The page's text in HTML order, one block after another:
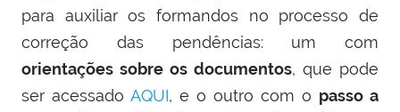
para auxiliar os formandos no processo de
correção das pendências: um com
orientações sobre os documentos, que pode
ser acessado AQUI, e o outro com o passo a